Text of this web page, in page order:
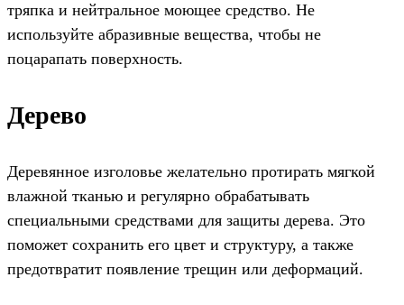
тряпка и нейтральное моющее средство. Не
используйте абразивные вещества, чтобы не
поцарапать поверхность.
Дерево
Деревянное изголовье желательно протирать мягкой
влажной тканью и регулярно обрабатывать
специальными средствами для защиты дерева. Это
поможет сохранить его цвет и структуру, а также
предотвратит появление трещин или деформаций.